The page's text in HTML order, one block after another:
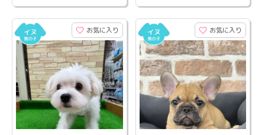
お気に入り お気に入り